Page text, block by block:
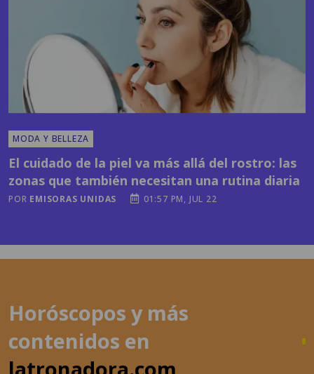
MODA Y BELLEZA
zonas que también necesitan una rutina diaria
POR EMISORAS UNIDAS 01:57 PM, JUL 22
contenidos en
latronadora.com